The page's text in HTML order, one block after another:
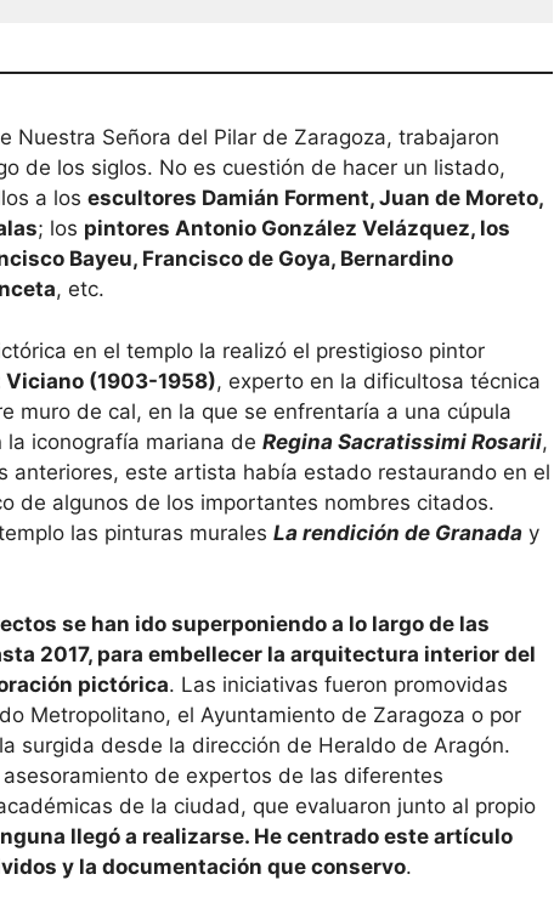
Nuestra Señora del Pilar de Zaragoza, trabajaron
de los siglos. No es cuestión de ha­cer un listado,
a los escultores Damián Forment, Juan de Moreto,
; los pintores Antonio González Velázquez, los
Bayeu, Francisco de Goya, Bernardino
, etc.
en el templo la realizó el prestigioso pintor
Viciano (1903-­1958), experto en la dificultosa técnica
muro de cal, en la que se enfrentaría a una cúpula
iconografía maria­na de Regina Sacratissimi Rosarii,
anteriores, este artista había estado restaurando en el
de algunos de los importan­tes nombres citados.
las pinturas murales La rendición de Granada y
se han ido superponiendo a lo largo de las
2017, para embellecer la arquitectura interior del
pictórica. Las iniciativas fueron promovidas
Metropolitano, el Ayunta­miento de Zaragoza o por
sur­gida desde la dirección de Heraldo de Aragón.
de expertos de las dife­rentes
de la ciudad, que evaluaron junto al propio
llegó a realizarse. He centrado este artículo
y la documentación que conservo.